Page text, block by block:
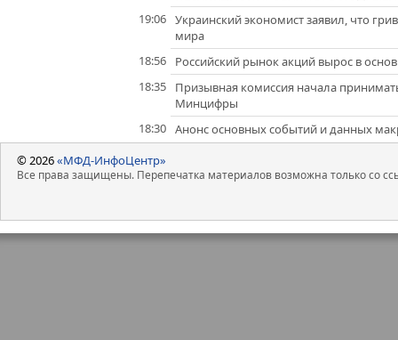
19:06 Украинский экономист заявил, что
мира
18:56
Российский рынок акций вырос в
18:35
Призывная комиссия начала
Минцифры
18:30 Анонс основных событий и данных
© 2026«МФД-ИнфоЦентр»
Все права защищены. Перепечатка материалов возможна только со